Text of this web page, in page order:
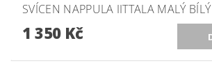
SVÍCEN NAPPULA IITTALA MALÝ BÍLÝ
1 350 Kč